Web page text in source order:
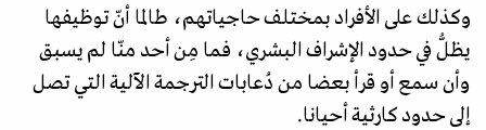
وكذلك على الأفراد بمختلف حاجياتهم، طالما أنّ توظيفها
يظلُّ في حدود الإشراف البشري، فما مِن أحد منّا لم يسبق
وأن سمع أو قرأ بعضا من دُعابات الترجمة الآلية التي تصل
إلى حدود كارثية أحيانا.